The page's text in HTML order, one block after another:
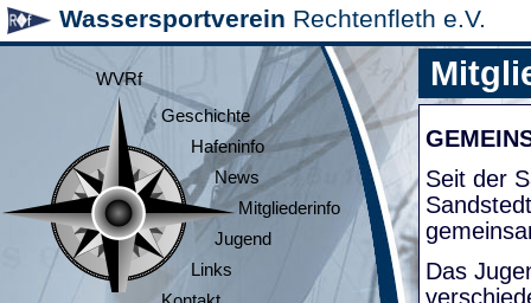
Wassersportverein Rechtenfleth e.V.
WVRf
Geschichte
Hafeninfo
News
Mitgliederinfo
Jugend
Links
Seit der
Das